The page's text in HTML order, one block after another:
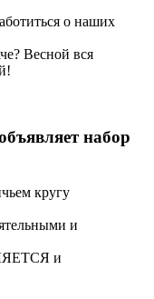
о наших
Весной вся
набор
кругу
и
и